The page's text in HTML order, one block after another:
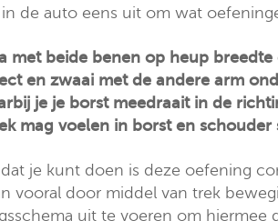
de auto eens uit om wat
met beide benen op heup
en zwaai met de andere arm
je je borst meedraait in de
mag voelen in borst en
je kunt doen is deze oefening
vooral door middel van trek
uit te voeren om hiermee